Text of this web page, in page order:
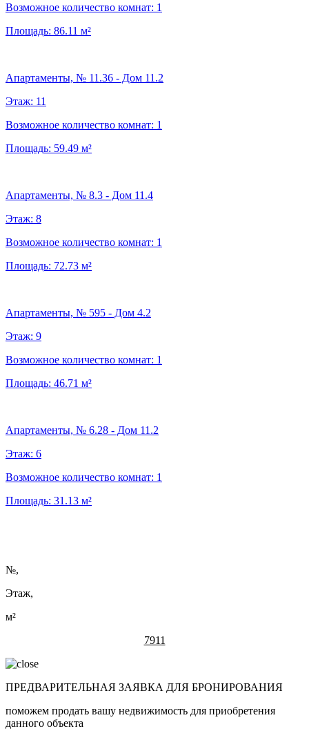
Возможное количество комнат: 1
Площадь: 86.11 м²
Апартаменты, № 11.36 - Дом 11.2
Этаж: 11
Возможное количество комнат: 1
Площадь: 59.49 м²
Апартаменты, № 8.3 - Дом 11.4
Этаж: 8
Возможное количество комнат: 1
Площадь: 72.73 м²
Апартаменты, № 595 - Дом 4.2
Этаж: 9
Возможное количество комнат: 1
Площадь: 46.71 м²
Апартаменты, № 6.28 - Дом 11.2
Этаж: 6
Возможное количество комнат: 1
Площадь: 31.13 м²
№,
Этаж,
м²
7911
ПРЕДВАРИТЕЛЬНАЯ ЗАЯВКА ДЛЯ БРОНИРОВАНИЯ
поможем продать вашу недвижимость для приобретения
данного объекта